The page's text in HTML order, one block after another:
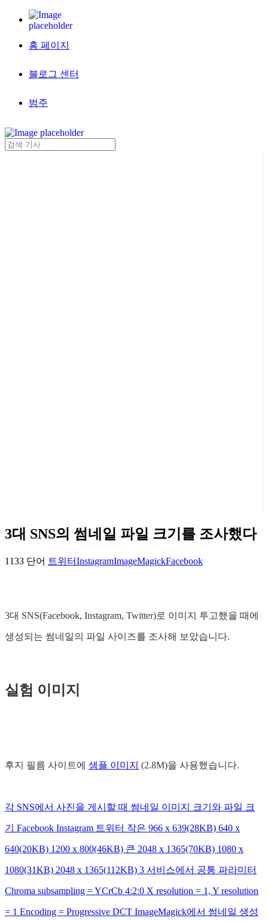
홈 페이지
블로그 센터
범주
3대 SNS의 썸네일 파일 크기를 조사했다
1133 단어 트위터InstagramImageMagickFacebook
3대 SNS(Facebook, Instagram, Twitter)로 이미지 투고했을 때에
생성되는 썸네일의 파일 사이즈를 조사해 보았습니다.
실험 이미지
후지 필름 사이트에 샘플 이미지 (2.8M)을 사용했습니다.
각 SNS에서 사진을 게시할 때 썸네일 이미지 크기와 파일 크
기 Facebook Instagram 트위터 작은 966 x 639(28KB) 640 x
640(20KB) 1200 x 800(46KB) 큰 2048 x 1365(70KB) 1080 x
1080(31KB) 2048 x 1365(112KB) 3 서비스에서 공통 파라미터
Chroma subsampling = YCrCb 4:2:0 X resolution = 1, Y resolution
= 1 Encoding = Progressive DCT ImageMagick에서 썸네일 생성